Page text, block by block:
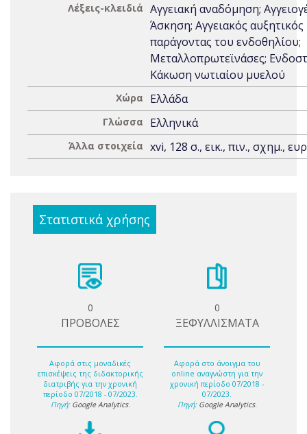
Λέξεις-κλειδιά Αγγειακή αναδόμηση;
Άσκηση; Αγγειακός αυξητικός
παράγοντας του ενδοθηλίου;
Μεταλλοπρωτεϊνάσες;
Κάκωση νωτιαίου μυελού
Χώρα Ελλάδα
Γλώσσα Ελληνικά
Άλλα στοιχεία xvi, 128 σ., εικ., πιν., σχημ.,
Στατιστικά χρήσης
0
ΠΡΟΒΟΛΕΣ
Αφορά στις μοναδικές
επισκέψεις της διδακτορικής
διατριβής για την χρονική
περίοδο 07/2018 - 07/2023.
Πηγή: Google Analytics.
0
ΞΕΦΥΛΛΙΣΜΑΤΑ
Αφορά στο άνοιγμα του
online αναγνώστη για την
χρονική περίοδο 07/2018 -
07/2023.
Πηγή: Google Analytics.